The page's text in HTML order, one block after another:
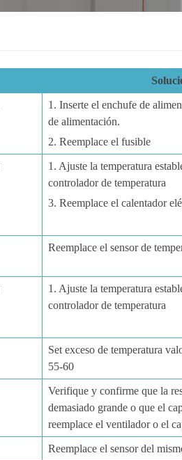
Tiếng Việt
Indonesia
1. Inserte el enchufe de
de alimentación.
2. Reemplace el fusible
1. Ajuste la temperatura
controlador de temperatura
3. Reemplace el calentador
Reemplace el sensor de
1. Ajuste la temperatura
controlador de temperatura
Set exceso de temperatura
55-60
Verifique y confirme que la
demasiado grande o que el
reemplace el ventilador o el
Reemplace el sensor del